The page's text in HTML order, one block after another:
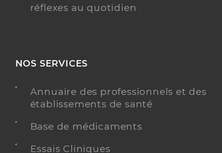
réflexes au quotidien
NOS SERVICES
Annuaire des professionnels et des
établissements de santé
Base de médicaments
Essais Cliniques